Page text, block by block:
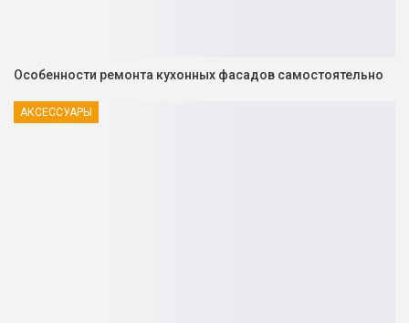
Особенности ремонта кухонных фасадов самостоятельно
АКСЕССУАРЫ